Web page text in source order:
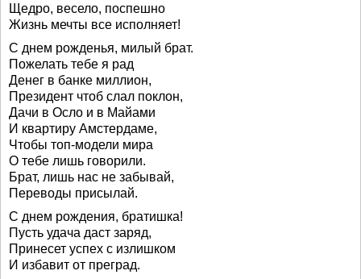
Щедро, весело, поспешно
Жизнь мечты все исполняет!
С днем рожденья, милый брат.
Пожелать тебе я рад
Денег в банке миллион,
Президент чтоб слал поклон,
Дачи в Осло и в Майами
И квартиру Амстердаме,
Чтобы топ-модели мира
О тебе лишь говорили.
Брат, лишь нас не забывай,
Переводы присылай.
С днем рождения, братишка!
Пусть удача даст заряд,
Принесет успех с излишком
И избавит от преград.